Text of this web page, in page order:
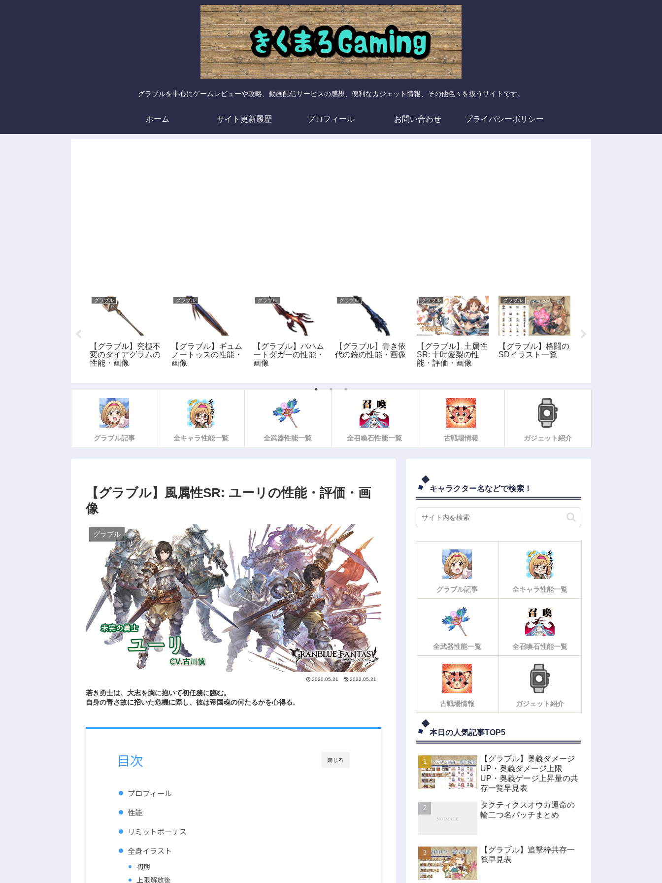
グラブルを中心にゲームレビューや攻略、動画配信サービスの感想、便利なガジェット情報、その他色々を扱うサイトです。
ホーム サイト更新履歴 プロフィール お問い合わせ プライバシーポリシー
グラブル
【グラブル】究極不
変のダイアグラムの
性能・画像
グラブル
【グラブル】ギュム
ノートゥスの性能・
画像
グラブル
【グラブル】バハム
ートダガーの性能・
画像
グラブル
【グラブル】青き依
代の銃の性能・画像
グラブル
【グラブル】土属性
SR: 十時愛梨の性
能・評価・画像
グラブル
【グラブル】格闘の
SDイラスト一覧
グラブル記事 全キャラ性能一覧 全武器性能一覧 全召喚石性能一覧 古戦場情報 ガジェット紹介
【グラブル】風属性SR: ユーリの性能・評価・画
像
グラブル
2020.05.21 2022.05.21
若き勇士は、大志を胸に抱いて初任務に臨む。
自身の青さ故に招いた危機に際し、彼は帝国魂の何たるかを心得る。
閉じる
目次
プロフィール
性能
リミットボーナス
全身イラスト
初期
上限解放後
キャラクター名などで検索！
グラブル記事 全キャラ性能一覧
全武器性能一覧 全召喚石性能一覧
古戦場情報 ガジェット紹介
本日の人気記事TOP5
【グラブル】奥義ダメージ
UP・奥義ダメージ上限
UP・奥義ゲージ上昇量の共
存一覧早見表
タクティクスオウガ運命の
輪二つ名パッチまとめ
【グラブル】追撃枠共存一
覧早見表